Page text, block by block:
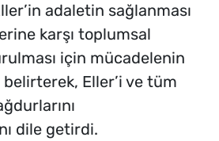
adaletin sağlanması
karşı toplumsal
için mücadelenin
Eller’i ve tüm
dile getirdi.